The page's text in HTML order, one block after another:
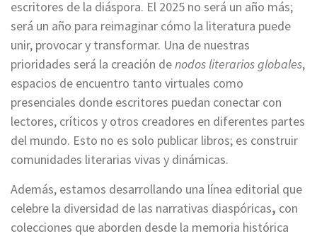
escritores de la diáspora. El 2025 no será un año más;
será un año para reimaginar cómo la literatura puede
unir, provocar y transformar. Una de nuestras
prioridades será la creación denodos literarios globales,
espacios de encuentro tanto virtuales como
presenciales donde escritores puedan conectar con
lectores, críticos y otros creadores en diferentes partes
del mundo. Esto no es solo publicar libros; es construir
comunidades literarias vivas y dinámicas.
Además, estamos desarrollando una línea editorial que
celebre la diversidad de las narrativas diaspóricas, con
colecciones que aborden desde la memoria histórica